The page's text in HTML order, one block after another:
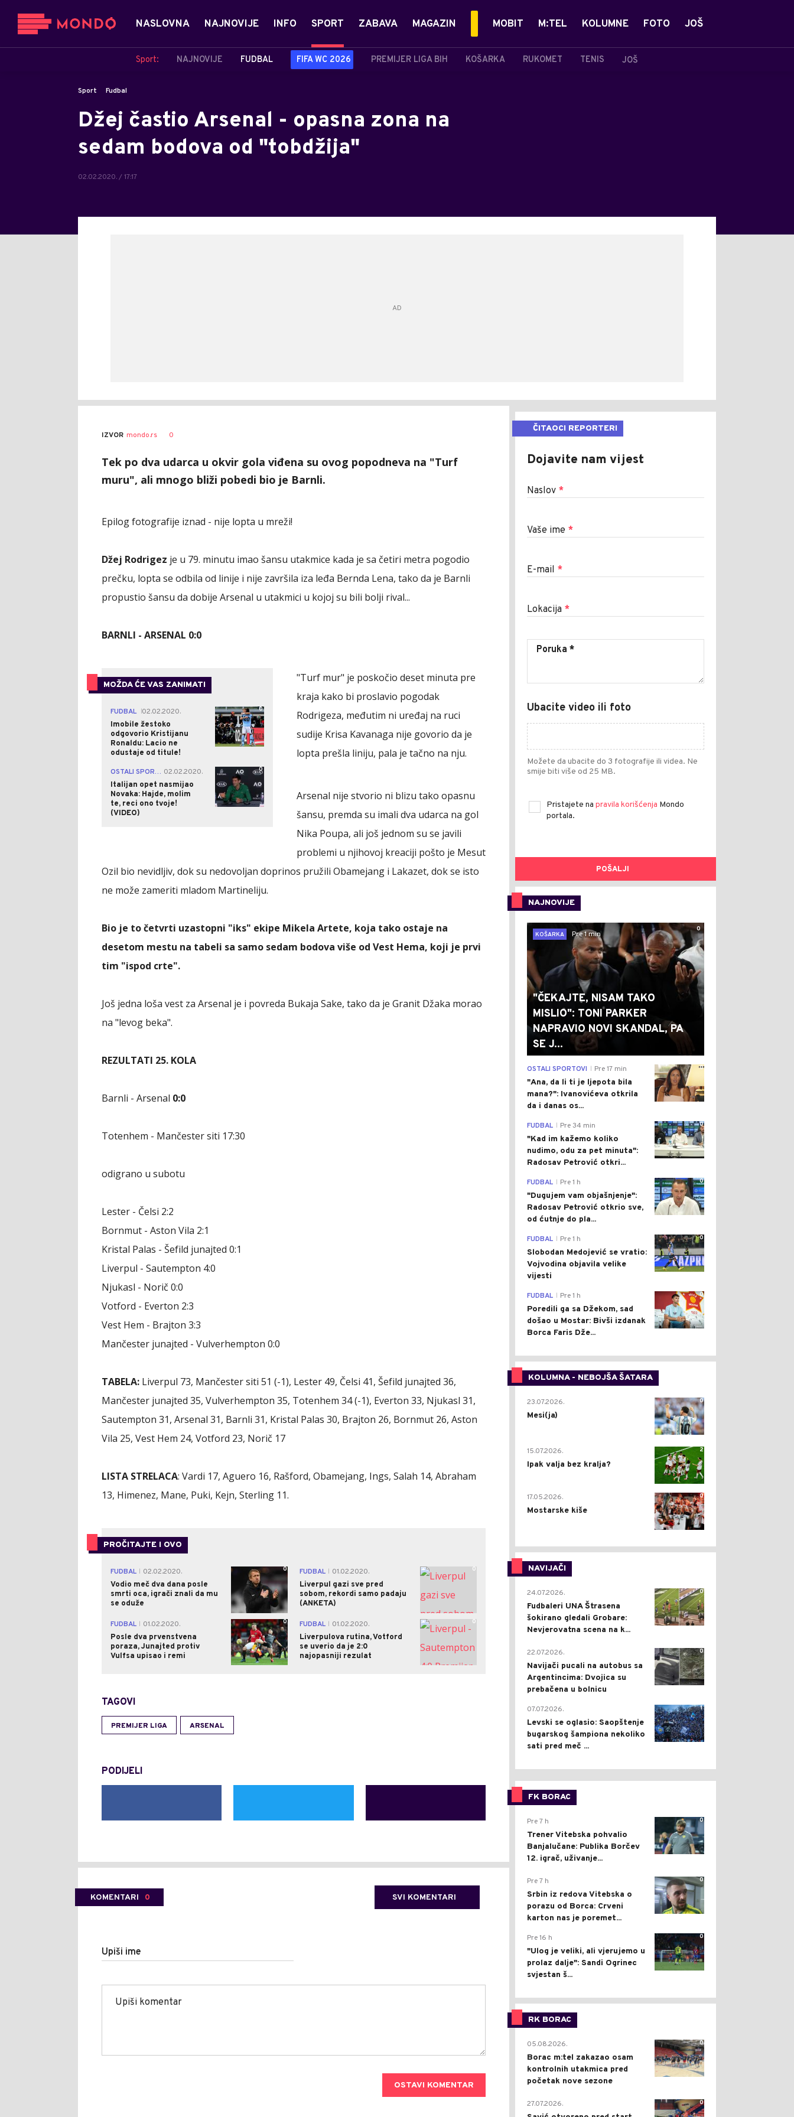
NASLOVNA NAJNOVIJE INFO SPORT
Sport: NAJNOVIJE FUDBAL FIFA WC 2026 PREMIJER LIGA BIH KOŠARKA RUKOMET TENIS JOŠ
ZABAVA MAGAZIN MOBIT M:TEL KOLUMNE FOTO JOŠ
Sport Fudbal
Džej častio Arsenal - opasna zona na
sedam bodova od "tobdžija"
02.02.2020. / 17:17
IZVOR mondo.rs 0
Tek po dva udarca u okvir gola viđena su ovog popodneva na "Turf
muru", ali mnogo bliži pobedi bio je Barnli.
Epilog fotografije iznad - nije lopta u mreži!
Džej Rodrigez je u 79. minutu imao šansu utakmice kada je sa četiri metra pogodio
prečku, lopta se odbila od linije i nije završila iza leđa Bernda Lena, tako da je Barnli
propustio šansu da dobije Arsenal u utakmici u kojoj su bili bolji rival...
BARNLI - ARSENAL 0:0
MOŽDA ĆE VAS ZANIMATI
FUDBAL 02.02.2020.
Imobile žestoko
odgovorio Kristijanu
Ronaldu: Lacio ne
odustaje od titule!
0
OSTALI SPORTOVI 02.02.2020.
Italijan opet nasmijao
Novaka: Hajde, molim
te, reci ono tvoje!
(VIDEO)
0
"Turf mur" je poskočio deset minuta pre
kraja kako bi proslavio pogodak
Rodrigeza, međutim ni uređaj na ruci
sudije Krisa Kavanaga nije govorio da je
lopta prešla liniju, pala je tačno na nju.
Arsenal nije stvorio ni blizu tako opasnu
šansu, premda su imali dva udarca na gol
Nika Poupa, ali još jednom su se javili
problemi u njihovoj kreaciji pošto je Mesut
Ozil bio nevidljiv, dok su nedovoljan doprinos pružili Obamejang i Lakazet, dok se isto
ne može zameriti mladom Martineliju.
Bio je to četvrti uzastopni "iks" ekipe Mikela Artete, koja tako ostaje na
desetom mestu na tabeli sa samo sedam bodova više od Vest Hema, koji je prvi
tim "ispod crte".
Još jedna loša vest za Arsenal je i povreda Bukaja Sake, tako da je Granit Džaka morao
na "levog beka".
REZULTATI 25. KOLA
Barnli - Arsenal 0:0
Totenhem - Mančester siti 17:30
odigrano u subotu
Lester - Čelsi 2:2
Bornmut - Aston Vila 2:1
Kristal Palas - Šefild junajted 0:1
Liverpul - Sautempton 4:0
Njukasl - Norič 0:0
Votford - Everton 2:3
Vest Hem - Brajton 3:3
Mančester junajted - Vulverhempton 0:0
TABELA: Liverpul 73, Mančester siti 51 (-1), Lester 49, Čelsi 41, Šefild junajted 36,
Mančester junajted 35, Vulverhempton 35, Totenhem 34 (-1), Everton 33, Njukasl 31,
Sautempton 31, Arsenal 31, Barnli 31, Kristal Palas 30, Brajton 26, Bornmut 26, Aston
Vila 25, Vest Hem 24, Votford 23, Norič 17
LISTA STRELACA: Vardi 17, Aguero 16, Rašford, Obamejang, Ings, Salah 14, Abraham
13, Himenez, Mane, Puki, Kejn, Sterling 11.
PROČITAJTE I OVO
FUDBAL
02.02.2020.
Vodio meč dva dana posle
smrti oca, igrači znali da mu
se oduže
0 FUDBAL
01.02.2020.
Liverpul gazi sve pred
sobom, rekordi samo padaju
(ANKETA)
0
FUDBAL
01.02.2020.
Posle dva prvenstvena
poraza, Junajted protiv
Vulfsa upisao i remi
0 FUDBAL
01.02.2020.
Liverpulova rutina, Votford
se uverio da je 2:0
najopasniji rezulat
0
TAGOVI
PREMIJER LIGA ARSENAL
PODIJELI
KOMENTARI 0 SVI KOMENTARI
Upiši ime
OSTAVI KOMENTAR
ČITAOCI REPORTERI
Dojavite nam vijest
Naslov *
Vaše ime *
E-mail *
Lokacija *
Ubacite video ili foto
Možete da ubacite do 3 fotografije ili videa. Ne
smije biti više od 25 MB.
Pristajete na pravila korišćenja Mondo
portala.
POŠALJI
NAJNOVIJE
0
KOŠARKA
Pre 1 min
"ČEKAJTE, NISAM TAKO
MISLIO": TONI PARKER
NAPRAVIO NOVI SKANDAL, PA
SE J...
0
OSTALI SPORTOVI Pre 17 min
"Ana, da li ti je ljepota bila
mana?": Ivanovićeva otkrila
da i danas os...
0
FUDBAL Pre 34 min
"Kad im kažemo koliko
nudimo, odu za pet minuta":
Radosav Petrović otkri...
0
FUDBAL Pre 1 h
"Dugujem vam objašnjenje":
Radosav Petrović otkrio sve,
od ćutnje do pla...
0
FUDBAL Pre 1 h
Slobodan Medojević se vratio:
Vojvodina objavila velike
vijesti
0
FUDBAL Pre 1 h
Poredili ga sa Džekom, sad
došao u Mostar: Bivši izdanak
Borca Faris Dže...
KOLUMNA - NEBOJŠA ŠATARA
0
23.07.2026.
Mesi(ja)
2
15.07.2026.
Ipak valja bez kralja?
0
17.05.2026.
Mostarske kiše
NAVIJAČI
0
24.07.2026.
Fudbaleri UNA Štrasena
šokirano gledali Grobare:
Nevjerovatna scena na k...
0
22.07.2026.
Navijači pucali na autobus sa
Argentincima: Dvojica su
prebačena u bolnicu
1
07.07.2026.
Levski se oglasio: Saopštenje
bugarskog šampiona nekoliko
sati pred meč ...
FK BORAC
0
Pre 7 h
Trener Vitebska pohvalio
Banjalučane: Publika Borčev
12. igrač, uživanje...
0
Pre 7 h
Srbin iz redova Vitebska o
porazu od Borca: Crveni
karton nas je poremet...
0
Pre 16 h
"Ulog je veliki, ali vjerujemo u
prolaz dalje": Sandi Ogrinec
svjestan š...
RK BORAC
0
05.08.2026.
Borac m:tel zakazao osam
kontrolnih utakmica pred
početak nove sezone
0
27.07.2026.